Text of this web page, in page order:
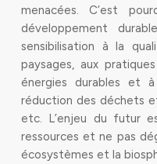
menacées. C’est
développement
sensibilisation à la
paysages, aux
énergies durables et
réduction des déchets
etc. L’enjeu du futur
ressources et ne pas
écosystèmes et la